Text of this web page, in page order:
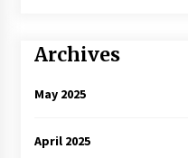
Archives
May 2025
April 2025